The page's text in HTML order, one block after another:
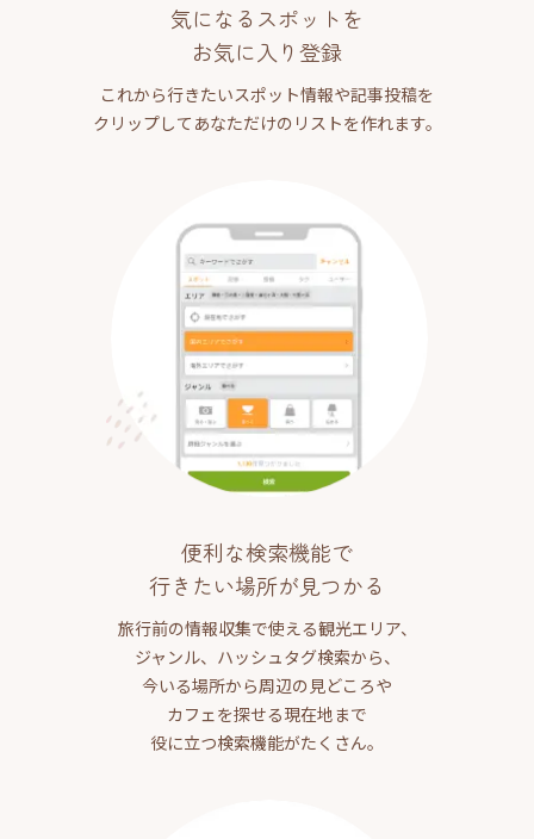
気になるスポットを
お気に入り登録
これから行きたいスポット情報や記事投稿を
クリップしてあなただけのリストを作れます。
便利な検索機能で
行きたい場所が見つかる
旅行前の情報収集で使える観光エリア、
ジャンル、ハッシュタグ検索から、
今いる場所から周辺の見どころや
カフェを探せる現在地まで
役に立つ検索機能がたくさん。